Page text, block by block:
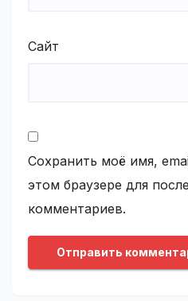
Сайт
Сохранить моё имя,
этом браузере для
комментариев.